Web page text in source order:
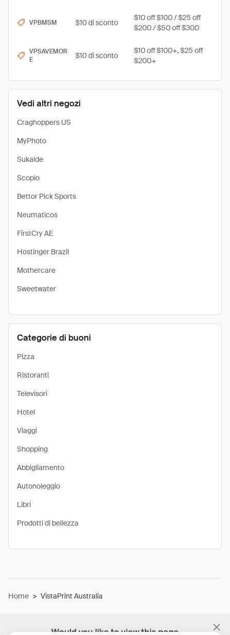
Would you like to view this page
Vedi altri negozi
Craghoppers US
MyPhoto
Sukalde
Scopio
Bettor Pick Sports
Neumaticos
FirstCry AE
Hostinger Brazil
Mothercare
Sweetwater
Categorie di buoni
Pizza
Ristoranti
Televisori
Hotel
Viaggi
Shopping
Abbigliamento
Autonoleggio
Libri
Prodotti di bellezza
VPBMSM $10 di sconto
$10 off $100 / $25 off
$200 / $50 off $300
VPSAVEMOR
E
$10 di sconto
$10 off $100+, $25 off
$200+
Home > VistaPrint Australia